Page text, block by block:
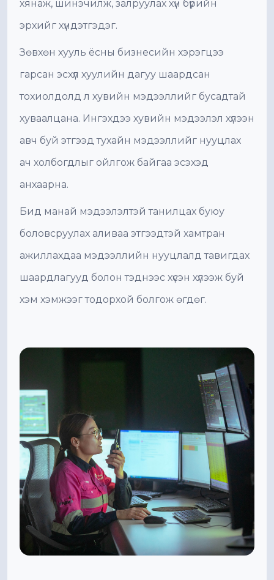
хянаж, шинэчилж, залруулах хүн бүрийн
эрхийг хүндэтгэдэг.
Зөвхөн хууль ёсны бизнесийн хэрэгцээ
гарсан эсхүл хуулийн дагуу шаардсан
тохиолдолд л хувийн мэдээллийг бусадтай
хуваалцана. Ингэхдээ хувийн мэдээлэл хүлээн
авч буй этгээд тухайн мэдээллийг нууцлах
ач холбогдлыг ойлгож байгаа эсэхэд
анхаарна.
Бид манай мэдээлэлтэй танилцах буюу
боловсруулах аливаа этгээдтэй хамтран
ажиллахдаа мэдээллийн нууцлалд тавигдах
шаардлагууд болон тэднээс хүсэн хүлээж буй
хэм хэмжээг тодорхой болгож өгдөг.